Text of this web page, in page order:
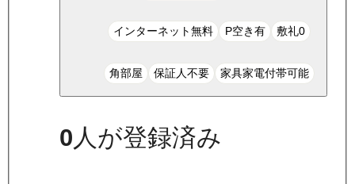
インターネット無料 P空き有 敷礼0
角部屋 保証人不要 家具家電付帯可能
0人が登録済み